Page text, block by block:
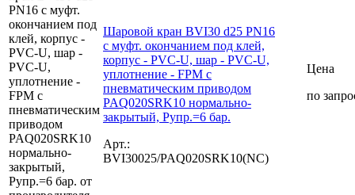
Шаровой кран BVI30 d25 PN16
с муфт. окончанием под клей,
корпус - PVC-U, шар - PVC-U,
уплотнение - FPM с
пневматическим приводом
PAQ020SRK10 нормально-
закрытый, Рупр.=6 бар.
Арт.:
BVI30025/PAQ020SRK10(NC)
Цена
по